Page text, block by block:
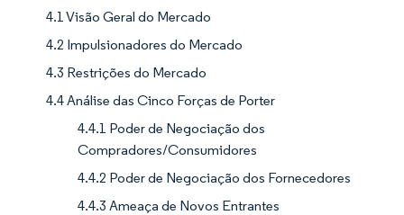
4.1 Visão Geral do Mercado
4.2 Impulsionadores do Mercado
4.3 Restrições do Mercado
4.4 Análise das Cinco Forças de Porter
4.4.1 Poder de Negociação dos
Compradores/Consumidores
4.4.2 Poder de Negociação dos Fornecedores
4.4.3 Ameaça de Novos Entrantes